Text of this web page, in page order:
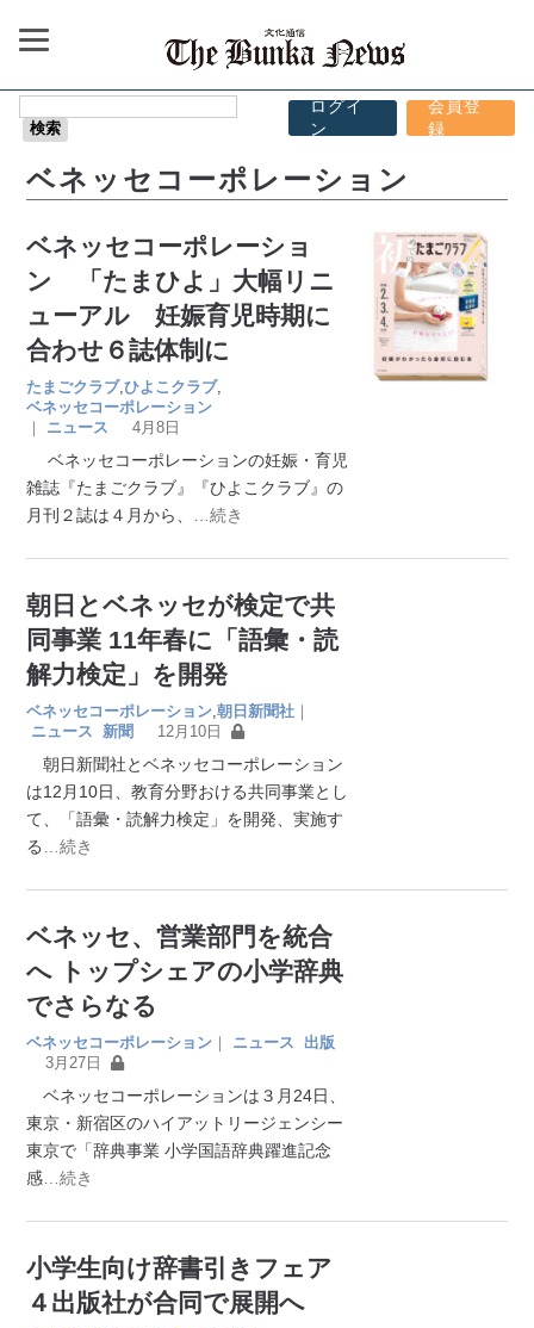
ログイ
ン
会員登
録
ベネッセコーポレーション
ベネッセコーポレーショ
ン 「たまひよ」大幅リニ
ューアル 妊娠育児時期に
合わせ６誌体制に
たまごクラブ,ひよこクラブ,
ベネッセコーポレーション
｜
ニュース 4月8日
ベネッセコーポレーションの妊娠・育児
雑誌『たまごクラブ』『ひよこクラブ』の
月刊２誌は４月から、
…続き
朝日とベネッセが検定で共
同事業 11年春に「語彙・読
解力検定」を開発
ベネッセコーポレーション ,朝日新聞社 ｜
ニュース
新聞 12月10日
朝日新聞社とベネッセコーポレーション
は12月10日、教育分野おける共同事業とし
て、「語彙・読解力検定」を開発、実施す
る
…続き
ベネッセ、営業部門を統合
へ トップシェアの小学辞典
でさらなる
ベネッセコーポレーション ｜ ニュース
出版
3月27日
ベネッセコーポレーションは３月24日、
東京・新宿区のハイアットリージェンシー
東京で「辞典事業 小学国語辞典躍進記念
感 …続き
小学生向け辞書引きフェア
４出版社が合同で展開へ